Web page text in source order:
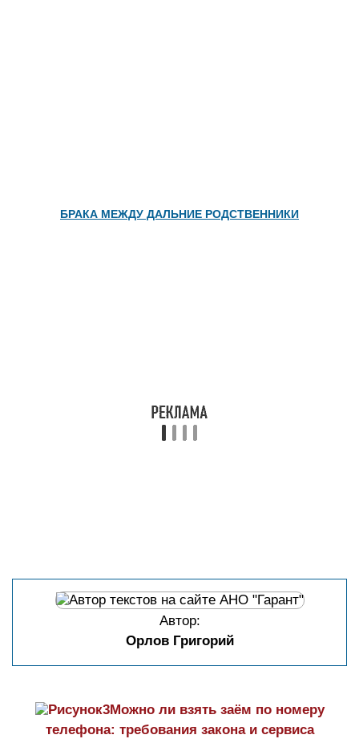
БРАКА МЕЖДУ ДАЛЬНИЕ РОДСТВЕННИКИ
Автор:
Орлов Григорий
Можно ли взять заём по номеру
телефона: требования закона и сервиса